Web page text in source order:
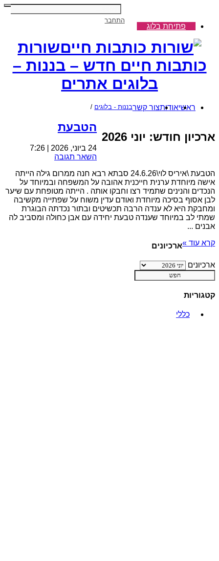
פתיחת בלוג
התחבר
שורות
כותבות חיים חדש – בננות –
בלוגים אתרים
ראשיאודותצור קשרבננות - בלוגים /
ארכיון חודש: יוני 2026
הטבעת
24 ביוני, 2026 | 7:26
השאר תגובה
הטבעת \איריס לוי\24.6.26 סבתא רבא חנה ממרום גילה הייתה
אישה מיוחדת ערנית חייכנית אהובה על המשפחה ובמיוחד על
הנכדים והנינים שתמיד רצו וחבקו אותה . הייתה מטופחת עם שיער
לבן אסוף בסיכה מיוחדת ואודם עדין משוח על שפתייה מקשיבה
ומחבקת היא לא ענדה הרבה תכשיטים ובתור נכדתה הבוגרת
שמתי לב במיוחד שענדה טבעת יחידה עם אבן כחולה ומסביב לה
אבנים ...
קרא עוד »ארכיונים
ארכיונים
קטגוריות
כללי